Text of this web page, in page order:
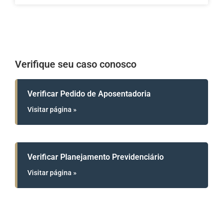
Verifique seu caso conosco
Verificar Pedido de Aposentadoria
Visitar página »
Verificar Planejamento Previdenciário
Visitar página »